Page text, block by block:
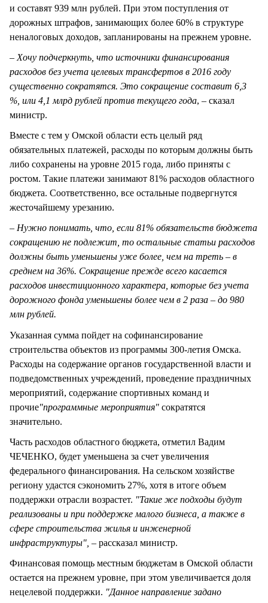
и составят 939 млн рублей. При этом поступления от
дорожных штрафов, занимающих более 60% в структуре
неналоговых доходов, запланированы на прежнем уровне.
– Хочу подчеркнуть, что источники финансирования
расходов без учета целевых трансфертов в 2016 году
существенно сократятся. Это сокращение составит 6,3
%, или 4,1 млрд рублей против текущего года, – сказал
министр.
Вместе с тем у Омской области есть целый ряд
обязательных платежей, расходы по которым должны быть
либо сохранены на уровне 2015 года, либо приняты с
ростом. Такие платежи занимают 81% расходов областного
бюджета. Соответственно, все остальные подвергнутся
жесточайшему урезанию.
– Нужно понимать, что, если 81% обязательств бюджета
сокращению не подлежит, то остальные статьи расходов
должны быть уменьшены уже более, чем на треть – в
среднем на 36%. Сокращение прежде всего касается
расходов инвестиционного характера, которые без учета
дорожного фонда уменьшены более чем в 2 раза – до 980
млн рублей.
Указанная сумма пойдет на софинансирование
строительства объектов из программы 300-летия Омска.
Расходы на содержание органов государственной власти и
подведомственных учреждений, проведение праздничных
мероприятий, содержание спортивных команд и
прочие"программные мероприятия" сократятся
значительно.
Часть расходов областного бюджета, отметил Вадим
ЧЕЧЕНКО, будет уменьшена за счет увеличения
федерального финансирования. На сельском хозяйстве
региону удастся сэкономить 27%, хотя в итоге объем
поддержки отрасли возрастет. "Такие же подходы будут
реализованы и при поддержке малого бизнеса, а также в
сфере строительства жилья и инженерной
инфраструктуры", – рассказал министр.
Финансовая помощь местным бюджетам в Омской области
остается на прежнем уровне, при этом увеличивается доля
нецелевой поддержки. "Данное направление задано